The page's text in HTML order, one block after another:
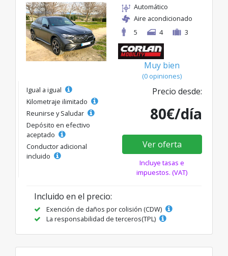
Automático
Aire acondicionado
5
4 3
Muy bien
(0 opiniones)
Igual a igual
Kilometraje ilimitado
Reunirse y Saludar
Depósito en efectivo
aceptado
Conductor adicional
incluido
Precio desde:
80€/día
Ver oferta
Incluye tasas e
impuestos. (VAT)
Incluido en el precio:
Exención de daños por colisión (CDW)
La responsabilidad de terceros(TPL)